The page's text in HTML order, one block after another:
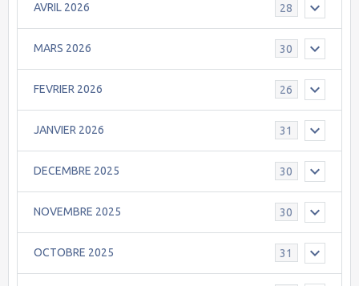
AVRIL 2026 28
MARS 2026 30
FEVRIER 2026 26
JANVIER 2026 31
DECEMBRE 2025 30
NOVEMBRE 2025 30
OCTOBRE 2025 31